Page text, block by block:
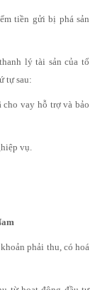
tiền gửi bị phá sản
lý tài sản của tổ
tự sau:
cho vay hỗ trợ và bảo
vụ.
phải thu, có hoá